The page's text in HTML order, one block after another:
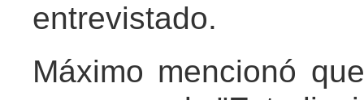
entrevistado.
Máximo mencionó